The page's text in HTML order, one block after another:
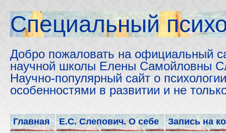
Cпециальный
Добро пожаловать на официальный
научной школы Елены Самойловны
Научно-популярный сайт о
особенностями в развитии и не
Главная Е.С. Слепович. О себе
Запись на